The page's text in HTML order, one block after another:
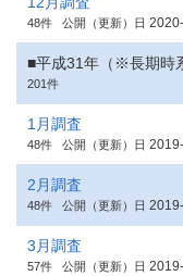
48件 公開（更新）日
■平成31年（※長期時
201件
1月調査
48件 公開（更新）日
2月調査
48件 公開（更新）日
3月調査
57件 公開（更新）日